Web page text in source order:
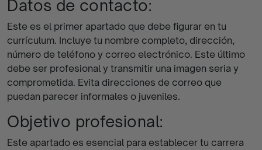
Datos de contacto:
Este es el primer apartado que debe figurar en tu
currículum. Incluye tu nombre completo, dirección,
número de teléfono y correo electrónico. Este último
debe ser profesional y transmitir una imagen seria y
comprometida. Evita direcciones de correo que
puedan parecer informales o juveniles.
Objetivo profesional:
Este apartado es esencial para establecer tu carrera